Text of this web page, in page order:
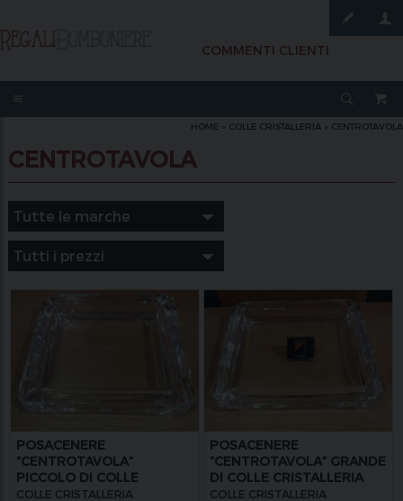
COMMENTI CLIENTI
HOME » COLLE CRISTALLERIA » CENTROTAVOLA
CENTROTAVOLA
POSACENERE
”CENTROTAVOLA”
PICCOLO DI COLLE
CRISTALLERIA
COLLE CRISTALLERIA
POSACENERE
”CENTROTAVOLA” GRANDE
DI COLLE CRISTALLERIA
COLLE CRISTALLERIA